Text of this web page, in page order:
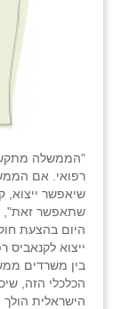
"הממשלה
רפואי. אם
שיאפשר ייצוא,
שתאפשר זאת",
היום בהצעת
ייצוא לקנאביס
בין משרדים
הכלכלי הזה,
הישראלית הולך
כליל
יד השמונה
כפר אביב
כפר ביאליק